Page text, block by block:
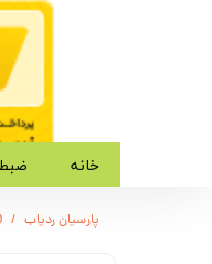
خانه
پارسیان ردیاب